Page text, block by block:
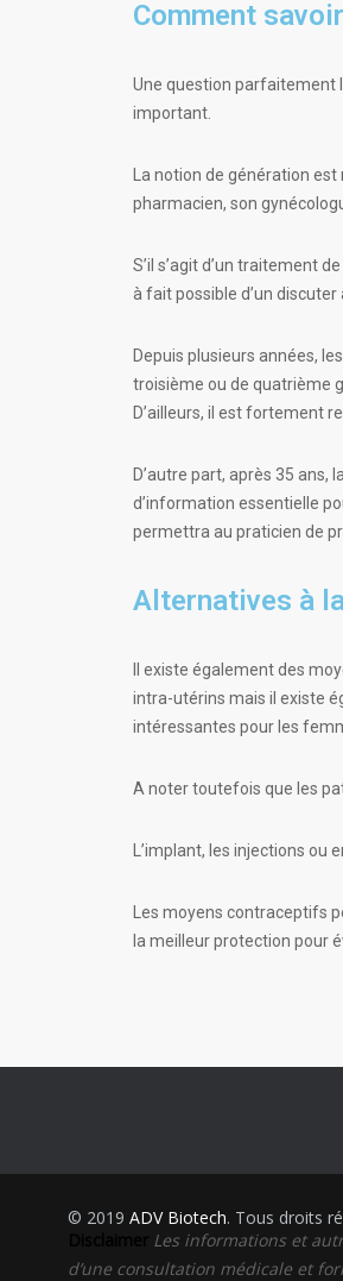
Comment
Une question parfaitement
important.
La notion de génération
pharmacien, son
S’il s’agit d’un traitement
à fait possible d’un discuter
Depuis plusieurs années,
troisième ou de quatrième
D’ailleurs, il est fortement
D’autre part, après 35
d’information essentielle
permettra au praticien de
Alternatives à
Il existe également des
intra-utérins mais il existe
intéressantes pour les
A noter toutefois que les
L’implant, les injections
Les moyens contraceptifs
la meilleur protection pour
© 2019 ADV Biotech. Tous droits
Les informations et
d’une consultation médicale et